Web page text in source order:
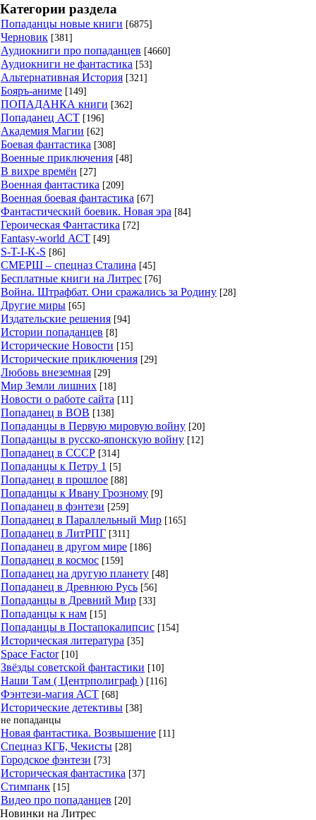
Категории раздела
Попаданцы новые книги [6875]
Черновик [381]
Аудиокниги про попаданцев [4660]
Аудиокниги не фантастика [53]
Альтернативная История [321]
Бояръ-аниме [149]
ПОПАДАНКА книги [362]
Попаданец АСТ [196]
Академия Магии [62]
Боевая фантастика [308]
Военные приключения [48]
В вихре времён [27]
Военная фантастика [209]
Военная боевая фантастика [67]
Фантастический боевик. Новая эра [84]
Героическая Фантастика [72]
Fantasy-world АСТ [49]
S-T-I-K-S [86]
СМЕРШ – спецназ Сталина [45]
Бесплатные книги на Литрес [76]
Война. Штрафбат. Они сражались за Родину [28]
Другие миры [65]
Издательские решения [94]
Истории попаданцев [8]
Исторические Новости [15]
Исторические приключения [29]
Любовь внеземная [29]
Мир Земли лишних [18]
Новости о работе сайта [11]
Попаданец в ВОВ [138]
Попаданцы в Первую мировую войну [20]
Попаданцы в русско-японскую войну [12]
Попаданец в СССР [314]
Попаданцы к Петру 1 [5]
Попаданец в прошлое [88]
Попаданцы к Ивану Грозному [9]
Попаданец в фэнтези [259]
Попаданец в Параллельный Мир [165]
Попаданец в ЛитРПГ [311]
Попаданец в другом мире [186]
Попаданец в космос [159]
Попаданец на другую планету [48]
Попаданец в Древнюю Русь [56]
Попаданцы в Древний Мир [33]
Попаданцы к нам [15]
Попаданцы в Постапокалипсис [154]
Историческая литература [35]
Space Factor [10]
Звёзды советской фантастики [10]
Наши Там ( Центрполиграф ) [116]
Фэнтези-магия АСТ [68]
Исторические детективы [38]
не попаданцы
Новая фантастика. Возвышение [11]
Спецназ КГБ, Чекисты [28]
Городское фэнтези [73]
Историческая фантастика [37]
Стимпанк [15]
Видео про попаданцев [20]
Новинки на Литрес